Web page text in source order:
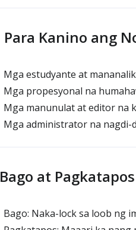
Para Kanino ang
Mga estudyante at
Mga propesyonal na
Mga manunulat at editor na
Mga administrator na nagdi-
Bago at
Bago: Naka-lock sa loob ng